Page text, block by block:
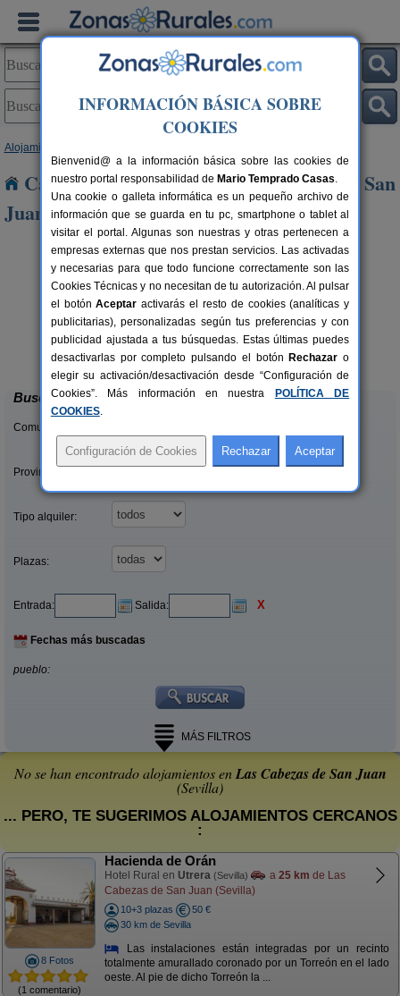
Alojamientos
Casas Rurales cerca de Las Cabezas de San
Juan
2-22+3 pers.
desde15 €
Hacienda San José
Carmona (Sevilla)
Buscar
Comunidades:
Provincias/Islas:
Tipo alquiler:
Plazas:
Entrada: Salida: X
Fechas más buscadas
pueblo:
MÁS FILTROS
No se han encontrado alojamientos enLas Cabezas de San Juan
(Sevilla)
... PERO, TE SUGERIMOS ALOJAMIENTOS CERCANOS
:
8 Fotos
(1 comentario)
Hacienda de Orán
Hotel Rural en Utrera (Sevilla) a 25 km de Las
Cabezas de San Juan (Sevilla)
10+3 plazas
50 €
30 km de Sevilla
Las instalaciones están integradas por un recinto
totalmente amurallado coronado por un Torreón en el lado
oeste. Al pie de dicho Torreón la ...
INFORMACIÓN BÁSICA SOBRE
COOKIES
Bienvenid@ a la información básica sobre las cookies de
nuestro portal responsabilidad de Mario Temprado Casas.
Una cookie o galleta informática es un pequeño archivo de
información que se guarda en tu pc, smartphone o tablet al
visitar el portal. Algunas son nuestras y otras pertenecen a
empresas externas que nos prestan servicios. Las activadas
y necesarias para que todo funcione correctamente son las
Cookies Técnicas y no necesitan de tu autorización. Al pulsar
el botónAceptar activarás el resto de cookies (analíticas y
publicitarias), personalizadas según tus preferencias y con
publicidad ajustada a tus búsquedas. Estas últimas puedes
desactivarlas por completo pulsando el botón Rechazar o
elegir su activación/desactivación desde “Configuración de
Cookies”. Más información en nuestra
POLÍTICA DE
COOKIES.